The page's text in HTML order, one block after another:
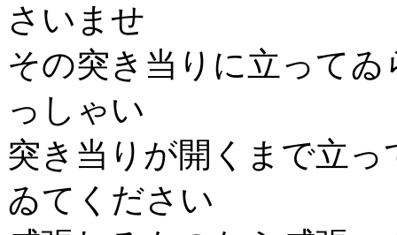
さいませ
その突き当りに立ってゐ
っしゃい
突き当りが開くまで立っ
ゐてください